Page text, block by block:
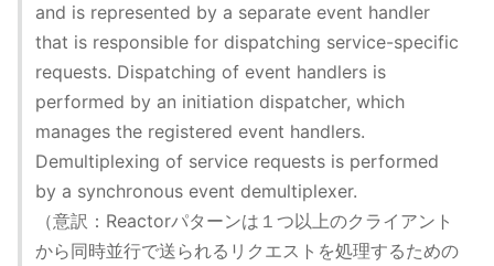
and is represented by a separate event handler
that is responsible for dispatching service-specific
requests. Dispatching of event handlers is
performed by an initiation dispatcher, which
manages the registered event handlers.
Demultiplexing of service requests is performed
by a synchronous event demultiplexer.
（意訳：Reactorパターンは１つ以上のクライアント
から同時並行で送られるリクエストを処理するための